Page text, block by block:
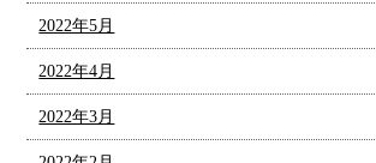
2022年5月
2022年4月
2022年3月